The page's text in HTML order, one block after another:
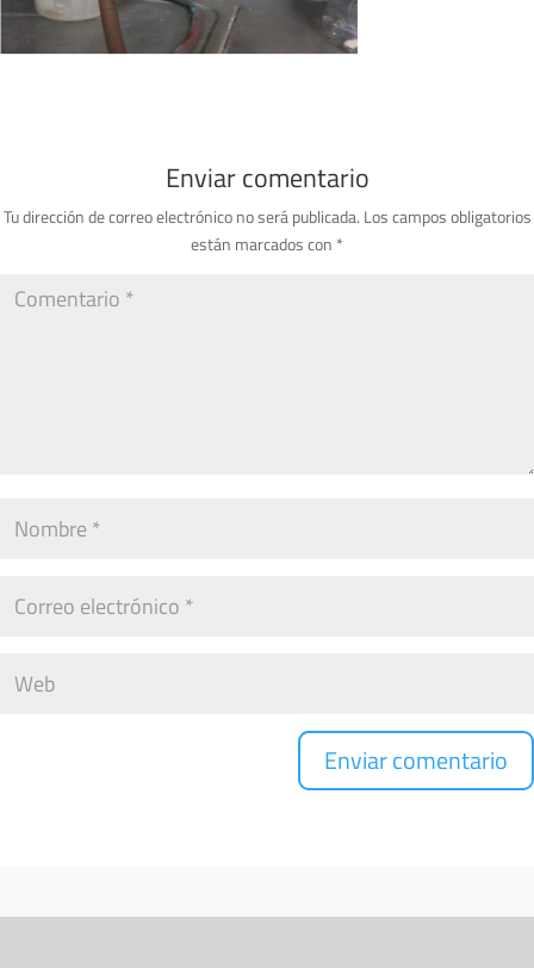
Enviar comentario
Tu dirección de correo electrónico no será publicada. Los campos obligatorios
están marcados con *